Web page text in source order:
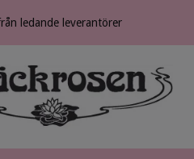
ledande leverantörer